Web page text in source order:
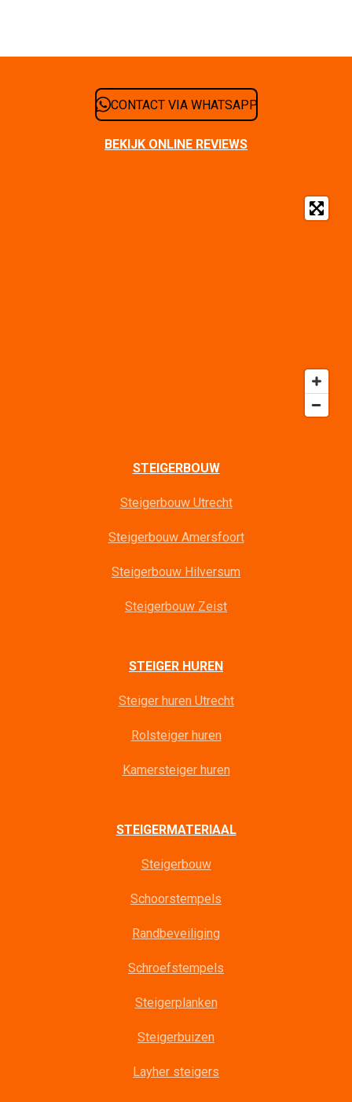
CONTACT VIA WHATSAPP
BEKIJK ONLINE REVIEWS
STEIGERBOUW
Steigerbouw Utrecht
Steigerbouw Amersfoort
Steigerbouw Hilversum
Steigerbouw Zeist
STEIGER HUREN
Steiger huren Utrecht
Rolsteiger huren
Kamersteiger huren
STEIGERMATERIAAL
Steigerbouw
Schoorstempels
Randbeveiliging
Schroefstempels
Steigerplanken
Steigerbuizen
Layher steigers